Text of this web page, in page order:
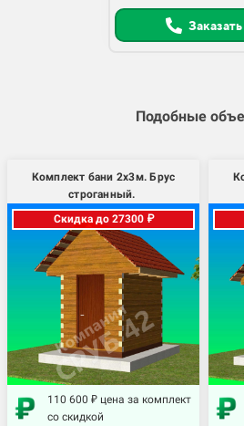
Заказать
Подобные
Комплект бани 2х3м. Брус
строганный.
Скидка до 27300 ₽
110 600 ₽ цена за комплект
со скидкой